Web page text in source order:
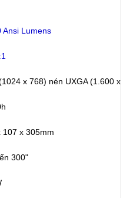
Ansi Lumens
x 768) nén UXGA (1.600 x
107 x 305mm
300"